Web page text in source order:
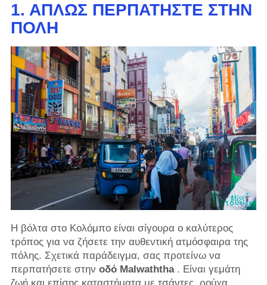
1. ΑΠΛΏΣ ΠΕΡΠΑΤΉΣΤΕ ΣΤΗΝ
ΠΌΛΗ
Η βόλτα στο Κολόμπο είναι σίγουρα ο καλύτερος
τρόπος για να ζήσετε την αυθεντική ατμόσφαιρα της
πόλης. Σχετικά παράδειγμα, σας προτείνω να
περπατήσετε στην οδό Malwaththa. Είναι γεμάτη